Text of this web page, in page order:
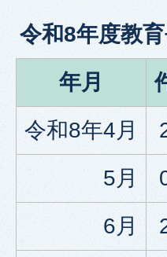
令和8年度教
年月
令和8年4月
5月
6月